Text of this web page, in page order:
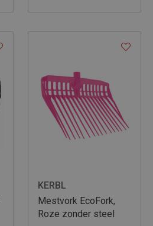
KERBL
Mestvork EcoFork,
Roze zonder steel